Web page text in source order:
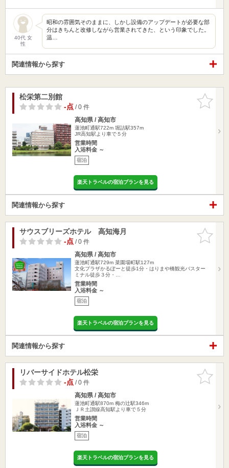
40代 女
性
昭和の雰囲気そのままに、しかし設備のアップデートが必要な部
分はきちんと改修しながら営業されてきた、という印象でした。
温…
関連情報から探す
お気に入
りに追加
松栄第二別館
-点/ 0 件
高知県 / 高知市
蓮池町通駅722m 堀詰駅357m
JR高知駅より車で５分
営業時間
入浴料金 ～
宿泊
楽天トラベルの宿泊プランを見る
関連情報から探す
お気に入
りに追加
サウスブリーズホテル 高知海月
-点/ 0 件
高知県 / 高知市
蓮池町通駅729m 菜園場町駅127m
文化プラザかるぽーと徒歩1分・はりまや橋観光バスター
ミナル徒歩３分・…
営業時間
入浴料金 ～
宿泊
楽天トラベルの宿泊プランを見る
関連情報から探す
お気に入
りに追加
リバーサイドホテル松栄
-点/ 0 件
高知県 / 高知市
蓮池町通駅870m 梅の辻駅346m
ＪＲ土讃線高知駅より車で５分
営業時間
入浴料金 ～
宿泊
楽天トラベルの宿泊プランを見る